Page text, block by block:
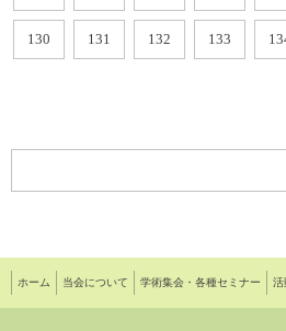
130 131 132 133
ホーム 当会について 学術集会・各種セミナー 活